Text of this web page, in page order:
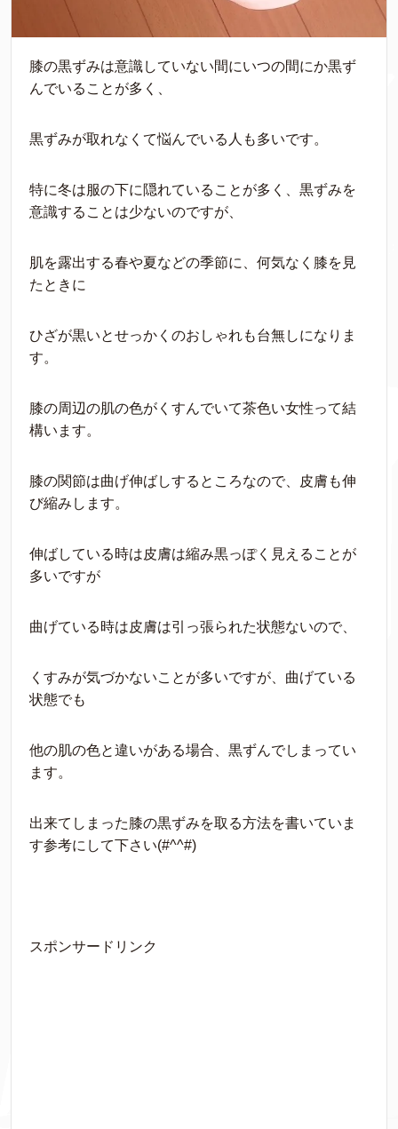
膝の黒ずみは意識していない間にいつの間にか黒ず
んでいることが多く、
黒ずみが取れなくて悩んでいる人も多いです。
特に冬は服の下に隠れていることが多く、黒ずみを
意識することは少ないのですが、
肌を露出する春や夏などの季節に、何気なく膝を見
たときに
ひざが黒いとせっかくのおしゃれも台無しになりま
す。
膝の周辺の肌の色がくすんでいて茶色い女性って結
構います。
膝の関節は曲げ伸ばしするところなので、皮膚も伸
び縮みします。
伸ばしている時は皮膚は縮み黒っぽく見えることが
多いですが
曲げている時は皮膚は引っ張られた状態ないので、
くすみが気づかないことが多いですが、曲げている
状態でも
他の肌の色と違いがある場合、黒ずんでしまってい
ます。
出来てしまった膝の黒ずみを取る方法を書いていま
す参考にして下さい(#^^#)
スポンサードリンク